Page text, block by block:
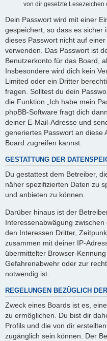
von dir gesetzte
Dein Passwort wird mit einer
gespeichert, so dass es sicher
dieses Passwort nicht auf
verwenden. Das Passwort ist
Benutzerkonto für das Board,
Insbesondere wird dich kein
Limited oder ein Dritter
fragen. Solltest du dein
die Funktion „Ich habe mein
phpBB-Software fragt dich
deiner E-Mail-Adresse und
generiertes Passwort an diese
Board zugreifen kannst.
GESTATTUNG DER
Du gestattest dem Betreiber,
näher spezifizierten Daten zu
und anbieten zu können.
Darüber hinaus ist der
Interessenabwägung
den Interessen Dritter,
zusammen mit deiner IP-
übermittelter Browser-
Gefahrenabwehr oder zur
notwendig ist.
REGELUNGEN BEZÜGLICH
Zweck eines Boards ist es,
zu ermöglichen. Du bist dir
Profils und die von dir
zugänglich sein können. Der